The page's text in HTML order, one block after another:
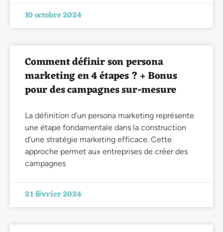
10 octobre 2024
Comment définir son persona
marketing en 4 étapes ? + Bonus
pour des campagnes sur-mesure
La définition d’un persona marketing représente
une étape fondamentale dans la construction
d’une stratégie marketing efficace. Cette
approche permet aux entreprises de créer des
campagnes
21 février 2024